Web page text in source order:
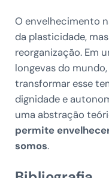
O envelhecimento
da plasticidade,
reorganização. Em
longevas do
transformar esse
dignidade e
uma abstração
permite
somos.